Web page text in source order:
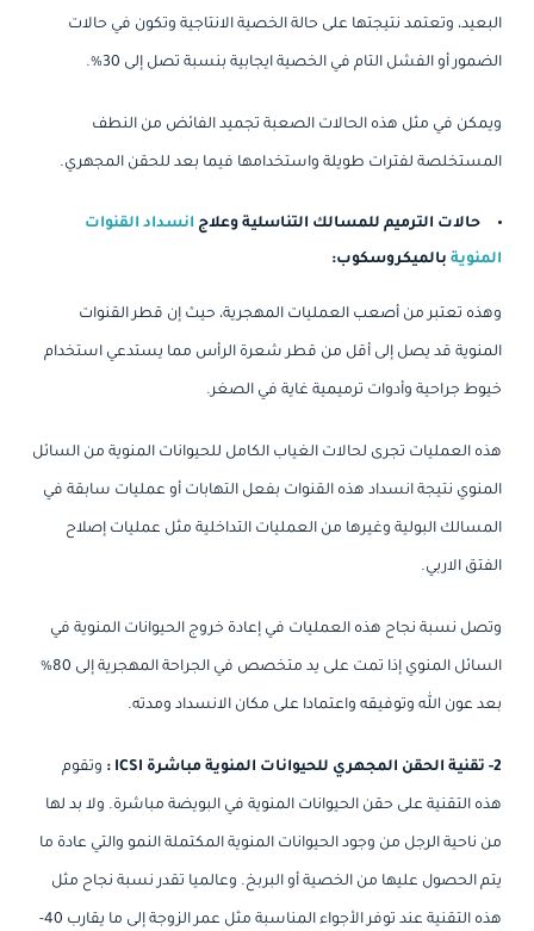
البعيد، وتعتمد نتيجتها على حالة الخصية الانتاجية وتكون في حالات
الضمور أو الفشل التام في الخصية ايجابية بنسبة تصل إلى 30%.
ويمكن في مثل هذه الحالات الصعبة تجميد الفائض من النطف
المستخلصة لفترات طويلة واستخدامها فيما بعد للحقن المجهري.
حالات الترميم للمسالك التناسلية وعلاج انسداد القنوات
المنويةبالميكروسكوب:
وهذه تعتبر من أصعب العمليات المهجرية، حيث إن قطر القنوات
المنوية قد يصل إلى أقل من قطر شعرة الرأس مما يستدعي استخدام
خيوط جراحية وأدوات ترميمية غاية في الصغر.
هذه العمليات تجرى لحالات الغياب الكامل للحيوانات المنوية من السائل
المنوي نتيجة انسداد هذه القنوات بفعل التهابات أو عمليات سابقة في
المسالك البولية وغيرها من العمليات التداخلية مثل عمليات إصلاح
الفتق الاربي.
وتصل نسبة نجاح هذه العمليات في إعادة خروج الحيوانات المنوية في
السائل المنوي إذا تمت على يد متخصص في الجراحة المهجرية إلى 80%
بعد عون الله وتوفيقه واعتمادا على مكان الانسداد ومدته.
2- تقنية الحقن المجهري للحيوانات المنوية مباشرة ICSI : وتقوم
هذه التقنية على حقن الحيوانات المنوية في البويضة مباشرة. ولا بد لها
من ناحية الرجل من وجود الحيوانات المنوية المكتملة النمو والتي عادة ما
يتم الحصول عليها من الخصية أو البربخ. وعالميا تقدر نسبة نجاح مثل
هذه التقنية عند توفر الأجواء المناسبة مثل عمر الزوجة إلى ما يقارب 40-